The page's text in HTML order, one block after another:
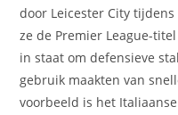
door Leicester City
ze de Premier League-
in staat om defensieve
gebruik maakten van
voorbeeld is het